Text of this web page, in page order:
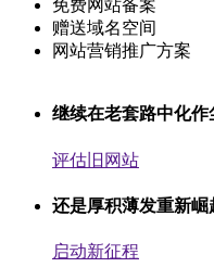
免费网站备案
赠送域名空间
网站营销推广方案
继续在老套路中化作
评估旧网站
还是厚积薄发重新崛
启动新征程